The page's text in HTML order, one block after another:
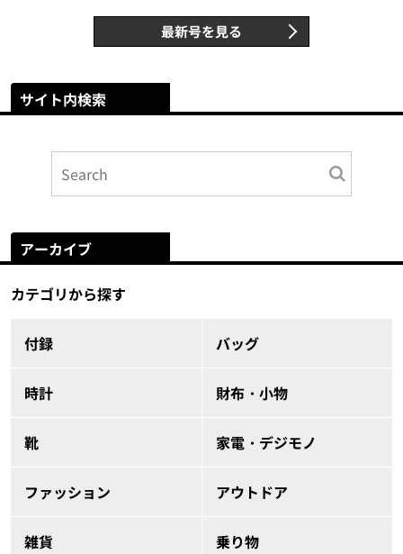
最新号を見る
サイト内検索
アーカイブ
カテゴリから探す
付録 バッグ
時計 財布・小物
靴 家電・デジモノ
ファッション アウトドア
雑貨 乗り物